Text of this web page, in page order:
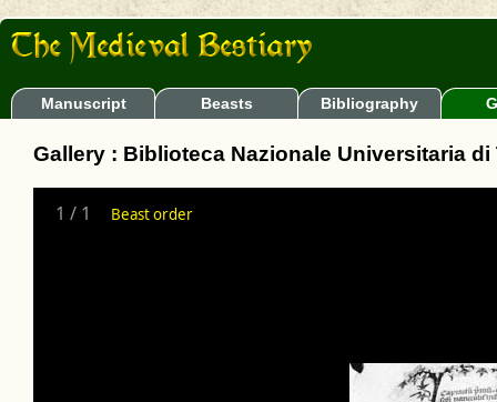
Manuscript Beasts Bibliography
Gallery : Biblioteca Nazionale Universitaria di
1 / 1 Beast order